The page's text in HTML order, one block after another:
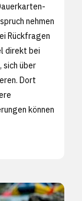
nehmen
Rückfragen
direkt bei
sich über
Dort
können